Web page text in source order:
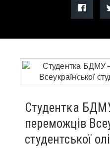
Студентка
переможців
студентської